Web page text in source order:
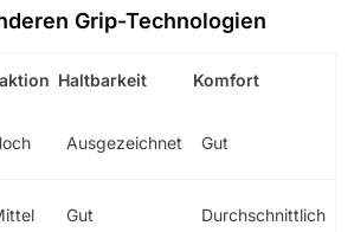
Grip-Technologien
Haltbarkeit Komfort
Ausgezeichnet Gut
Gut Durchschnittlich